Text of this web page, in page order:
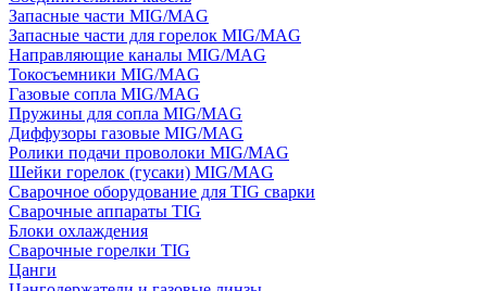
Запасные части MIG/MAG
Запасные части для горелок MIG/MAG
Направляющие каналы MIG/MAG
Токосъемники MIG/MAG
Газовые сопла MIG/MAG
Пружины для сопла MIG/MAG
Диффузоры газовые MIG/MAG
Ролики подачи проволоки MIG/MAG
Шейки горелок (гусаки) MIG/MAG
Сварочное оборудование для TIG сварки
Сварочные аппараты TIG
Блоки охлаждения
Сварочные горелки TIG
Цанги